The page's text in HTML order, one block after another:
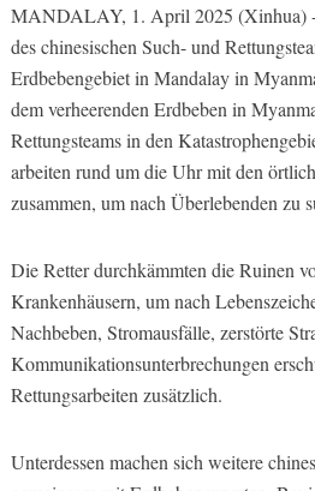
MANDALAY, 1. April 2025 (Xinhua)
des chinesischen Such- und
Erdbebengebiet in Mandalay in
dem verheerenden Erdbeben in
Rettungsteams in den
arbeiten rund um die Uhr mit den
zusammen, um nach Überlebenden zu
Die Retter durchkämmten die Ruinen
Krankenhäusern, um nach
Nachbeben, Stromausfälle, zerstörte
Kommunikationsunterbrechungen
Rettungsarbeiten zusätzlich.
Unterdessen machen sich weitere